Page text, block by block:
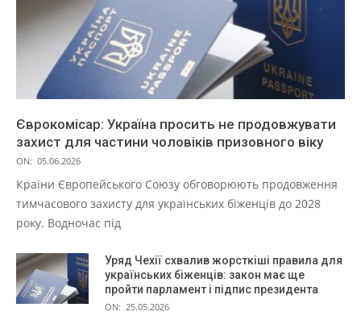
Єврокомісар: Україна просить не продовжувати
захист для частини чоловіків призовного віку
ON: 05.06.2026
Країни Європейського Союзу обговорюють продовження
тимчасового захисту для українських біженців до 2028
року. Водночас під
Уряд Чехії схвалив жорсткіші правила для
українських біженців: закон має ще
пройти парламент і підпис президента
ON: 25.05.2026